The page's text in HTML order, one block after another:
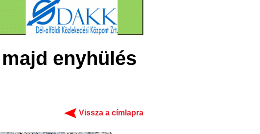
enyhülés
Vissza a címlapra